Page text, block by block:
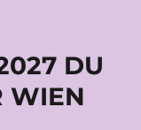
DU
WIEN